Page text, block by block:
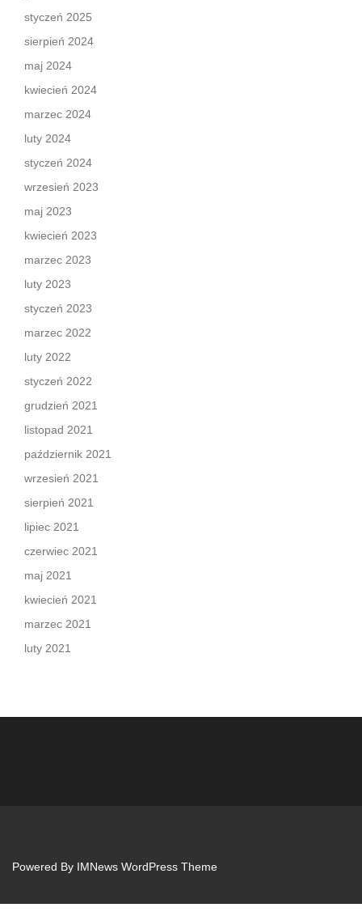
styczeń 2025
sierpień 2024
maj 2024
kwiecień 2024
marzec 2024
luty 2024
styczeń 2024
wrzesień 2023
maj 2023
kwiecień 2023
marzec 2023
luty 2023
styczeń 2023
marzec 2022
luty 2022
styczeń 2022
grudzień 2021
listopad 2021
październik 2021
wrzesień 2021
sierpień 2021
lipiec 2021
czerwiec 2021
maj 2021
kwiecień 2021
marzec 2021
luty 2021
Powered By IMNews WordPress Theme